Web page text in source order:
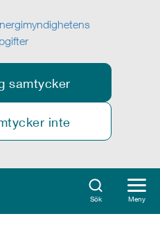
samtycker
inte
Sök Meny